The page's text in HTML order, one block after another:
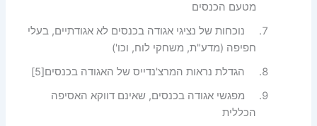
מטעם הכנסים
נוכחות של נציגי אגודה בכנסים לא אגודתיים, בעלי
חפיפה (מדע"ת, משחקי לוח, וכו')
הגדלת נראות המרצ'נדייס של האגודה בכנסים[5]
מפגשי אגודה בכנסים, שאינם דווקא האסיפה
הכללית